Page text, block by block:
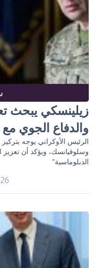
زيلينسكي يبحث
والدفاع الجوي مع
الرئيس الأوكراني يوجه بتركيز
وسلوفيانسك، ويؤكد أن تعزيز
الدبلوماسية"